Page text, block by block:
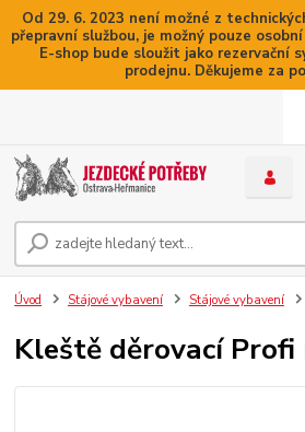
Od 29. 6. 2023 není možné z
přepravní službou, je možný pouze
E-shop bude sloužit jako rezervační
prodejnu. Děkujeme za
Úvod Stájové vybavení Stájové vybavení
Kleště děrovací Profi